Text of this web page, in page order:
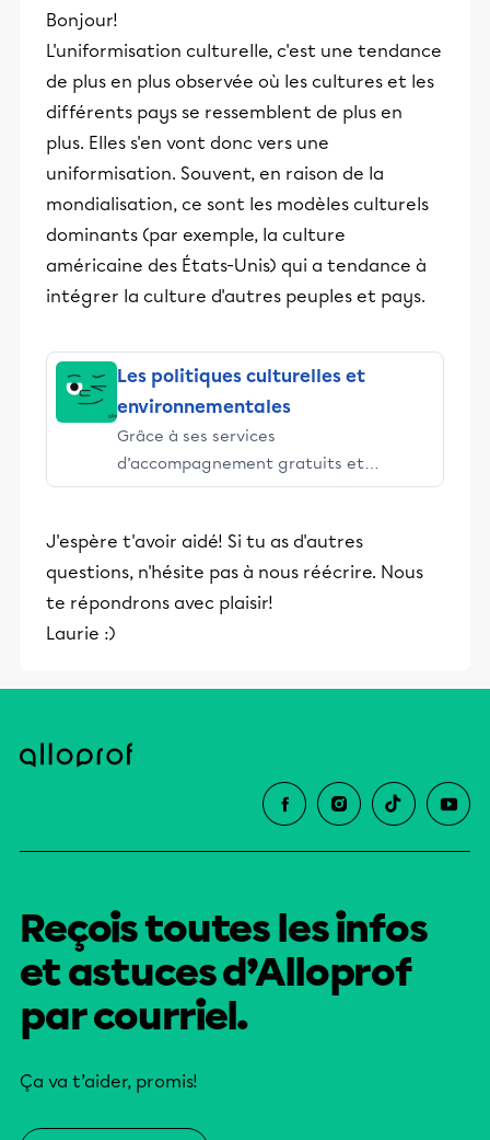
Bonjour!
L'uniformisation culturelle, c'est une tendance
de plus en plus observée où les cultures et les
différents pays se ressemblent de plus en
plus. Elles s'en vont donc vers une
uniformisation. Souvent, en raison de la
mondialisation, ce sont les modèles culturels
dominants (par exemple, la culture
américaine des États-Unis) qui a tendance à
intégrer la culture d'autres peuples et pays.
Les politiques culturelles et
environnementales
Grâce à ses services
d’accompagnement gratuits et
stimulants, Alloprof engage les élèves
éducative.
J'espère t'avoir aidé! Si tu as d'autres
questions, n'hésite pas à nous réécrire. Nous
te répondrons avec plaisir!
Laurie :)
Reçois toutes les infos
et astuces d’Alloprof
par courriel.
Ça va t’aider, promis!